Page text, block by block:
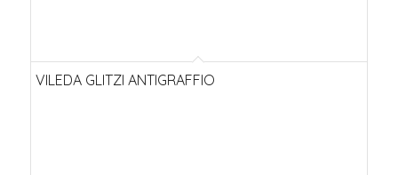
VILEDA GLITZI ANTIGRAFFIO